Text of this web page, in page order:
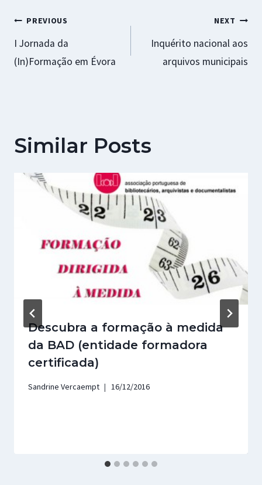
Navegação
de
PREVIOUS
I Jornada da
(In)Formação em Évora
NEXT
Inquérito nacional aos
arquivos municipais
Similar Posts
Descubra a formação à medida
da BAD (entidade formadora
certificada)
Sandrine Vercaempt 16/12/2016